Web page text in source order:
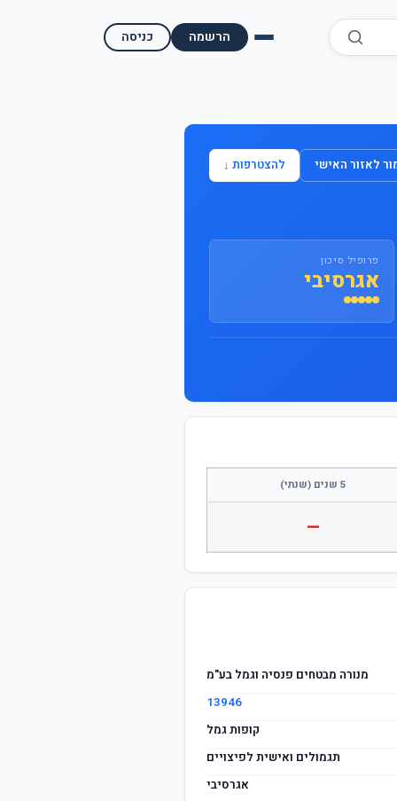
כניסה הרשמה
השוואת בתי השקעות למסחר עצמאי
מאמרים ומדריכים לאזור האישי להצטרפות ↓
פרופיל סיכון
אגרסיבי
5 שנים (שנתי)
—
מנורה מבטחים פנסיה וגמל בע"מ
13946
קופות גמל
תגמולים ואישית לפיצויים
אגרסיבי